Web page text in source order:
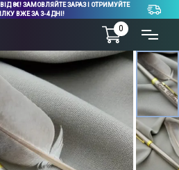
8€! ЗАМОВЛЯЙТЕ ЗАРАЗ І ОТРИМУЙТЕ
ВЖЕ ЗА 3-4 ДНІ!
0